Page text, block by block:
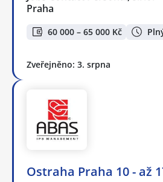
Praha
60 000 – 65 000 Kč
Zveřejněno: 3. srpna
Ostraha Praha 10 - až